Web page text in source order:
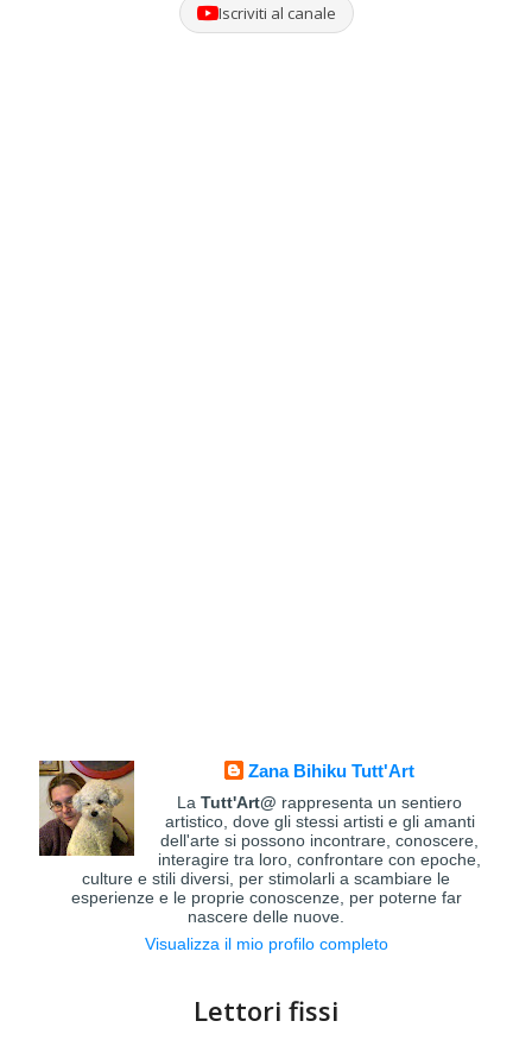
Iscriviti al canale
Zana Bihiku Tutt'Art
LaTutt'Art@ rappresenta un sentiero
artistico, dove gli stessi artisti e gli amanti
dell'arte si possono incontrare, conoscere,
interagire tra loro, confrontare con epoche,
culture e stili diversi, per stimolarli a scambiare le
esperienze e le proprie conoscenze, per poterne far
nascere delle nuove.
Visualizza il mio profilo completo
Lettori fissi